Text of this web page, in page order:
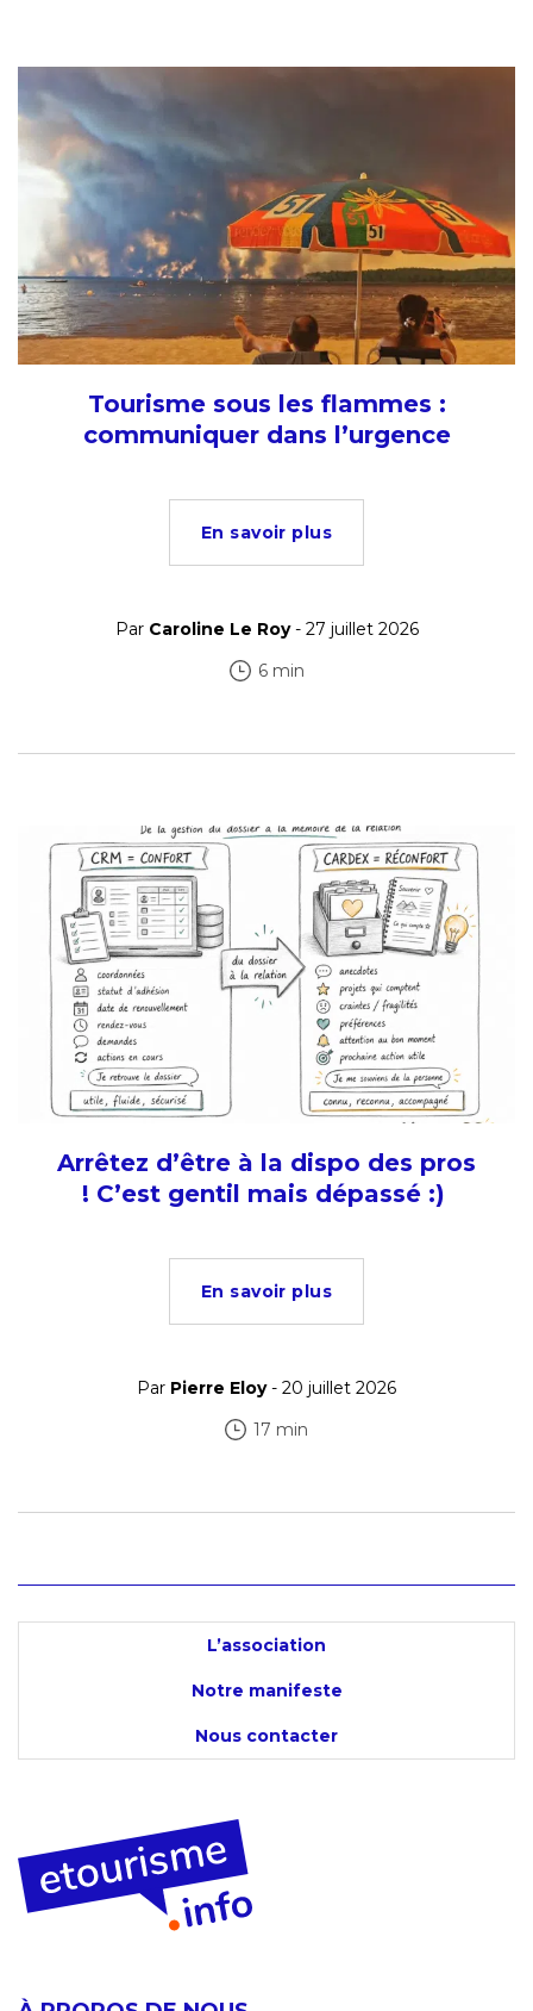
Tourisme sous les flammes :
communiquer dans l’urgence
En savoir plus
Par Caroline Le Roy- 27 juillet 2026
6 min
Arrêtez d’être à la dispo des pros
! C’est gentil mais dépassé :)
En savoir plus
Par Pierre Eloy- 20 juillet 2026
17 min
L’association
Notre manifeste
Nous contacter